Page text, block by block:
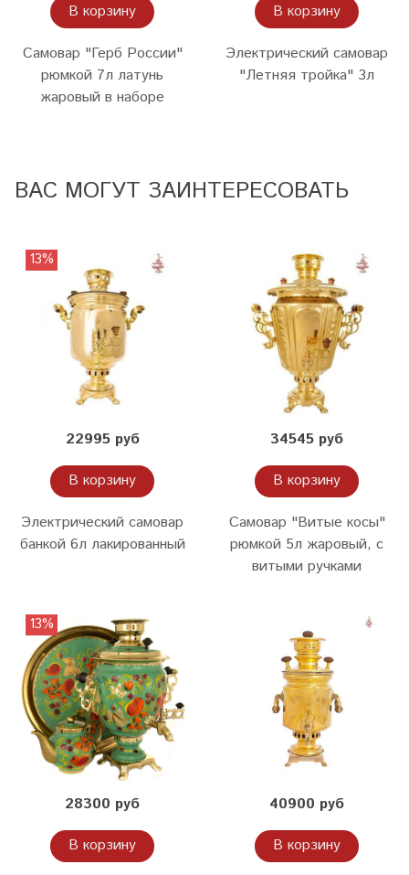
В корзину
Самовар "Герб России"
рюмкой 7л латунь
жаровый в наборе
В корзину
Электрический самовар
"Летняя тройка" 3л
ВАС МОГУТ ЗАИНТЕРЕСОВАТЬ
13%
22995 руб
В корзину
Электрический самовар
банкой 6л лакированный
34545 руб
В корзину
Самовар "Витые косы"
рюмкой 5л жаровый, с
витыми ручками
13%
28300 руб
В корзину
40900 руб
В корзину